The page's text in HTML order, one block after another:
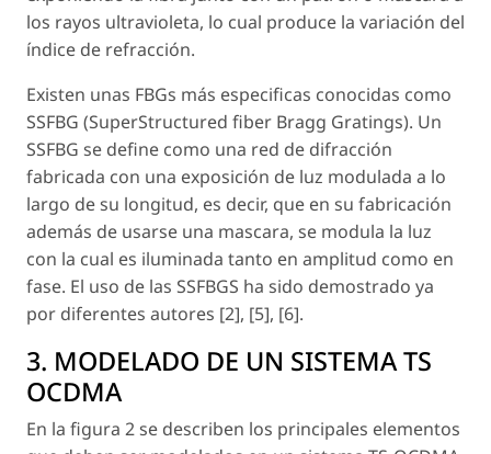
los rayos ultravioleta, lo cual produce la variación del
índice de refracción.
Existen unas FBGs más especificas conocidas como
SSFBG (SuperStructured fiber Bragg Gratings). Un
SSFBG se define como una red de difracción
fabricada con una exposición de luz modulada a lo
largo de su longitud, es decir, que en su fabricación
además de usarse una mascara, se modula la luz
con la cual es iluminada tanto en amplitud como en
fase. El uso de las SSFBGS ha sido demostrado ya
por diferentes autores [2], [5], [6].
3. MODELADO DE UN SISTEMA TS
OCDMA
En la figura 2 se describen los principales elementos